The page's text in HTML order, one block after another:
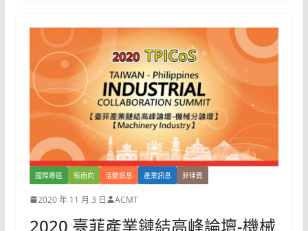
國際專區 新南向 活動訊息 產業訊息 菲律賓
2020 年 11 月 3 日 ACMT
2020 臺菲產業鏈結高峰論壇-機械